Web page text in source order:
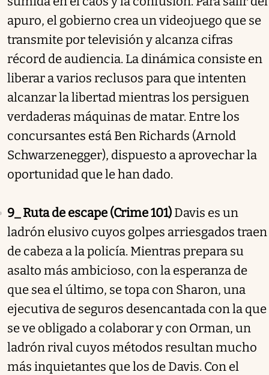
apuro, el gobierno crea un videojuego que se
transmite por televisión y alcanza cifras
récord de audiencia. La dinámica consiste en
liberar a varios reclusos para que intenten
alcanzar la libertad mientras los persiguen
verdaderas máquinas de matar. Entre los
concursantes está Ben Richards (Arnold
Schwarzenegger), dispuesto a aprovechar la
oportunidad que le han dado.
9_ Ruta de escape (Crime 101) Davis es un
ladrón elusivo cuyos golpes arriesgados traen
de cabeza a la policía. Mientras prepara su
asalto más ambicioso, con la esperanza de
que sea el último, se topa con Sharon, una
ejecutiva de seguros desencantada con la que
se ve obligado a colaborar y con Orman, un
ladrón rival cuyos métodos resultan mucho
más inquietantes que los de Davis. Con el